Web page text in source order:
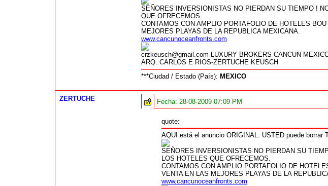
SEÑORES INVERSIONISTAS NO PIERDAN SU TIEMPO !
QUE OFRECEMOS.
CONTAMOS CON AMPLIO PORTAFOLIO DE HOTELES
MEJORES PLAYAS DE LA REPUBLICA MEXICANA.
www.cancunoceanfronts.com
crzkeusch@gmail.com LUXURY BROKERS CANCUN
ARQ. CARLOS E RIOS-ZERTUCHE KEUSCH
***Ciudad / Estado (País): MEXICO
ZERTUCHE Fecha: 28-08-2009 07:09 PM
quote:
AQUI está el anuncio ORIGINAL. USTED puede borrar
SEÑORES INVERSIONISTAS NO PIERDAN SU
LOS HOTELES QUE OFRECEMOS.
CONTAMOS CON AMPLIO PORTAFOLIO DE
VENTA EN LAS MEJORES PLAYAS DE LA
www.cancunoceanfronts.com